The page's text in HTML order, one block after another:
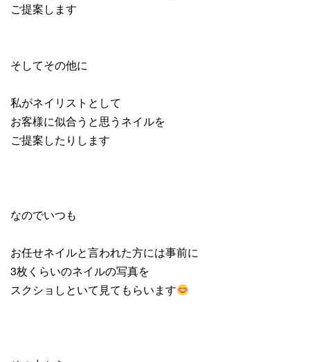
ご提案します
そしてその他に
私がネイリストとして
お客様に似合うと思うネイルを
ご提案したりします
なのでいつも
お任せネイルと言われた方には事前に
3枚くらいのネイルの写真を
スクショしといて見てもらいます